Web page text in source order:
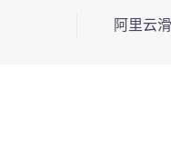
阿里云